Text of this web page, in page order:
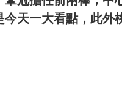
天一大看點，此外